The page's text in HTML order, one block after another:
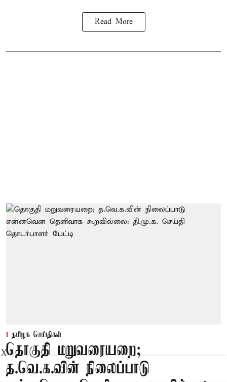
Read More
தமிழக செய்திகள்
தொகுதி மறுவரையறை;
த.வெ.க.வின் நிலைப்பாடு
X